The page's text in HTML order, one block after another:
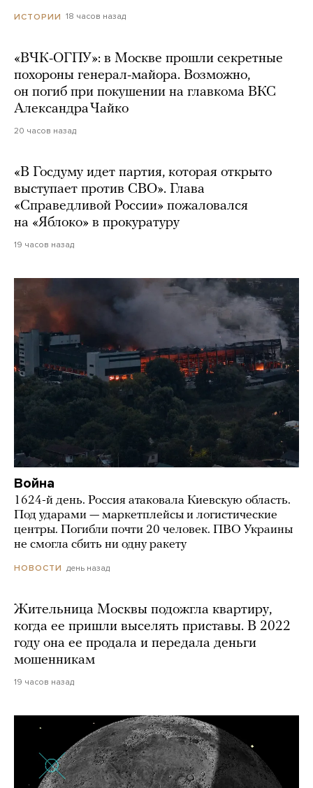
ИСТОРИИ 18 часов назад
«ВЧК-ОГПУ»: в Москве прошли секретные
похороны генерал-майора. Возможно,
он погиб при покушении на главкома ВКС
Александра Чайко
20 часов назад
«В Госдуму идет партия, которая открыто
выступает против СВО». Глава
«Справедливой России» пожаловался
на «Яблоко» в прокуратуру
19 часов назад
Война
1624-й день. Россия атаковала Киевскую область.
Под ударами — маркетплейсы и логистические
центры. Погибли почти 20 человек. ПВО Украины
не смогла сбить ни одну ракету
НОВОСТИ день назад
Жительница Москвы подожгла квартиру,
когда ее пришли выселять приставы. В 2022
году она ее продала и передала деньги
мошенникам
19 часов назад